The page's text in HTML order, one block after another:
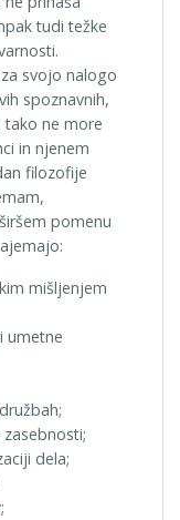
tudi težke
svojo nalogo
spoznavnih,
tako ne more
in njenem
filozofije
pomenu
mišljenjem
umetne
dela;